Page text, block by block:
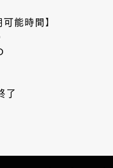
可能時間】
了